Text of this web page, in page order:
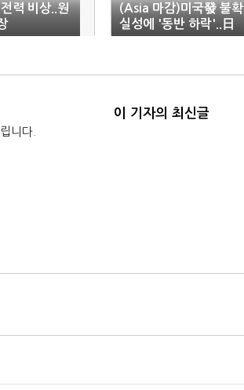
력 비상..원
(Asia 마감)미국發 불확
실성에 '동반 하락'..日
해양의 날 휴장
니다.
이 기자의 최신글